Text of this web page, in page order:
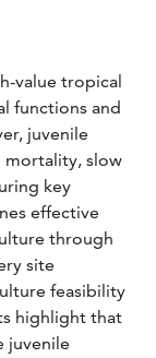
value tropical
functions and
juvenile
mortality, slow
key
effective
through
site
feasibility
highlight that
juvenile